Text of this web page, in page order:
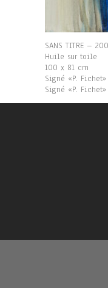
SANS TITRE –
Huile sur toile
100 x 81 cm
Signé «P.
Signé «P.